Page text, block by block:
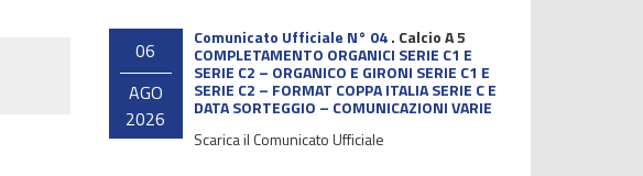
06
AGO
2026
Comunicato Ufficiale N° 04. Calcio A 5
COMPLETAMENTO ORGANICI SERIE C1 E
SERIE C2 – ORGANICO E GIRONI SERIE C1 E
SERIE C2 – FORMAT COPPA ITALIA SERIE C E
DATA SORTEGGIO – COMUNICAZIONI VARIE
Scarica il Comunicato Ufficiale